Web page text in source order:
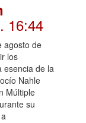
. 16:44
agosto de
los
esencia de la
Nahle
Múltiple
su